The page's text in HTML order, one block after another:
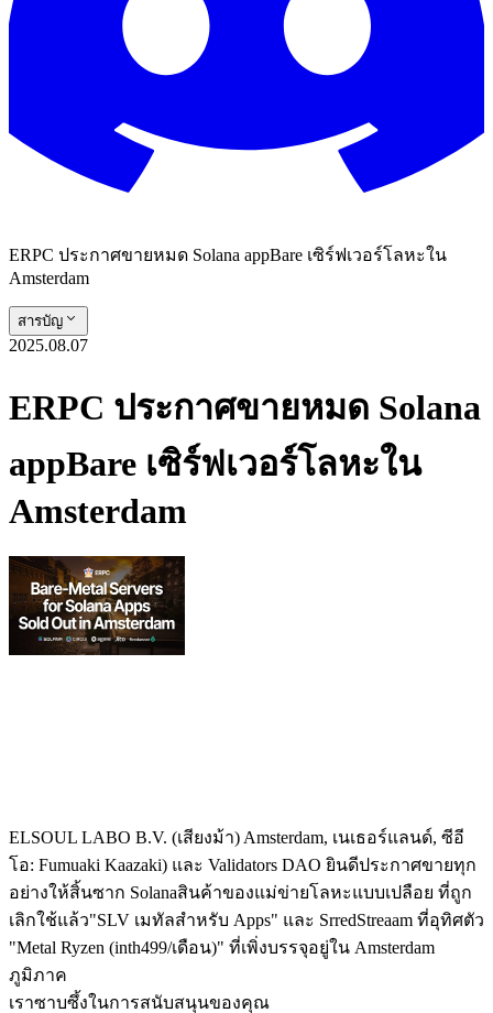
ERPC ประกาศขายหมด Solana appBare เซิร์ฟเวอร์โลหะใน
Amsterdam
สารบัญ
2025.08.07
ERPC ประกาศขายหมด Solana
appBare เซิร์ฟเวอร์โลหะใน
Amsterdam
ELSOUL LABO B.V. (เสียงม้า) Amsterdam, เนเธอร์แลนด์, ซีอี
โอ: Fumuaki Kaazaki) และ Validators DAO ยินดีประกาศขายทุก
อย่างให้สิ้นซาก Solanaสินค้าของแม่ข่ายโลหะแบบเปลือย ที่ถูก
เลิกใช้แล้ว"SLV เมทัลสําหรับ Apps" และ SrredStreaam ที่อุทิศตัว
"Metal Ryzen (inth499/เดือน)" ที่เพิ่งบรรจุอยู่ใน Amsterdam
ภูมิภาค
เราซาบซึ้งในการสนับสนุนของคุณ